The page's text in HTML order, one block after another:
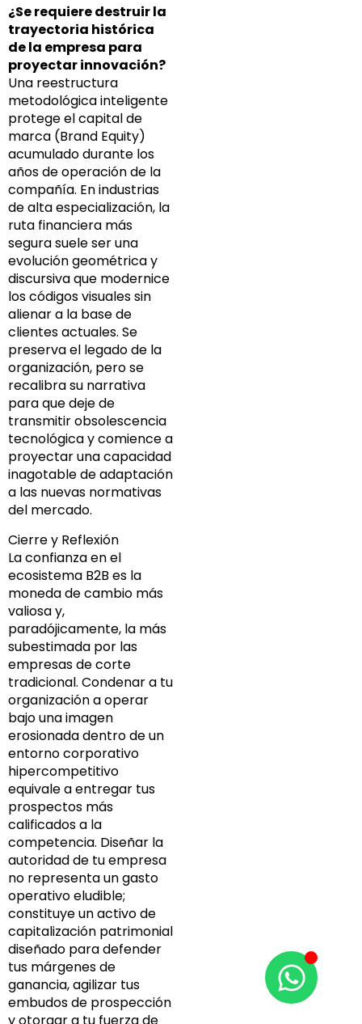
¿Se requiere destruir la
trayectoria histórica
de la empresa para
proyectar innovación?
Una reestructura
metodológica inteligente
protege el capital de
marca (Brand Equity)
acumulado durante los
años de operación de la
compañía. En industrias
de alta especialización, la
ruta financiera más
segura suele ser una
evolución geométrica y
discursiva que modernice
los códigos visuales sin
alienar a la base de
clientes actuales. Se
preserva el legado de la
organización, pero se
recalibra su narrativa
para que deje de
transmitir obsolescencia
tecnológica y comience a
proyectar una capacidad
inagotable de adaptación
a las nuevas normativas
del mercado.
Cierre y Reflexión
La confianza en el
ecosistema B2B es la
moneda de cambio más
valiosa y,
paradójicamente, la más
subestimada por las
empresas de corte
tradicional. Condenar a tu
organización a operar
bajo una imagen
erosionada dentro de un
entorno corporativo
hipercompetitivo
equivale a entregar tus
prospectos más
calificados a la
competencia. Diseñar la
autoridad de tu empresa
no representa un gasto
operativo eludible;
constituye un activo de
capitalización patrimonial
diseñado para defender
tus márgenes de
ganancia, agilizar tus
embudos de prospección